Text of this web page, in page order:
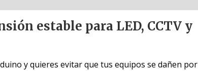
estable para LED, CCTV y
y quieres evitar que tus equipos se dañen por